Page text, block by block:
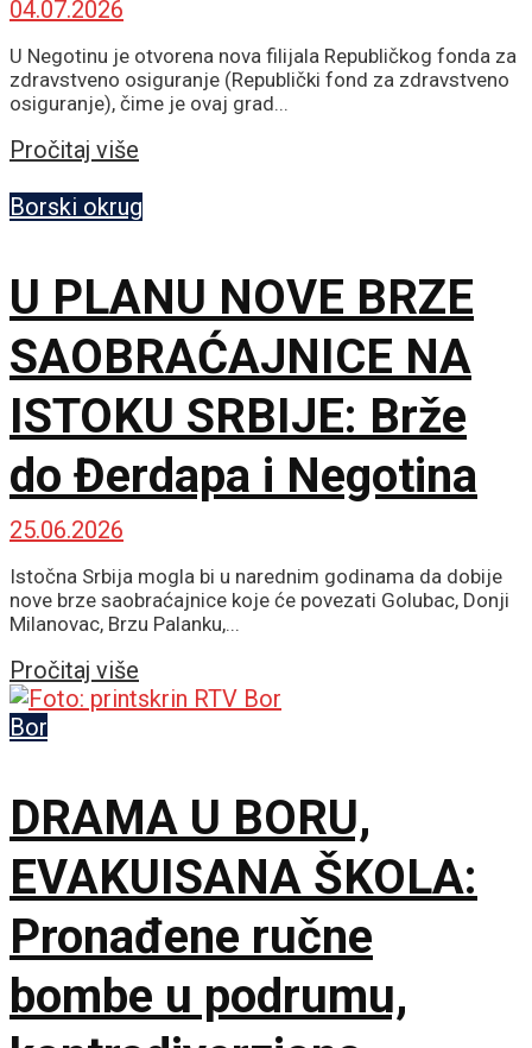
04.07.2026
U Negotinu je otvorena nova filijala Republičkog fonda za
zdravstveno osiguranje (Republički fond za zdravstveno
osiguranje), čime je ovaj grad...
Pročitaj više
Borski okrug
U PLANU NOVE BRZE
SAOBRAĆAJNICE NA
ISTOKU SRBIJE: Brže
do Đerdapa i Negotina
25.06.2026
Istočna Srbija mogla bi u narednim godinama da dobije
nove brze saobraćajnice koje će povezati Golubac, Donji
Milanovac, Brzu Palanku,...
Pročitaj više
Bor
DRAMA U BORU,
EVAKUISANA ŠKOLA:
Pronađene ručne
bombe u podrumu,